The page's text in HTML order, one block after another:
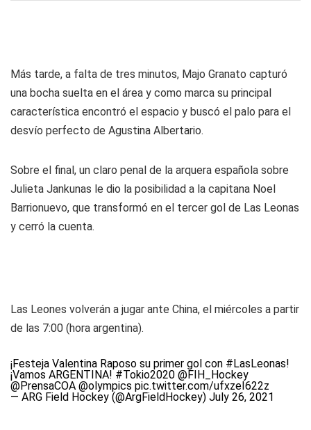
Más tarde, a falta de tres minutos, Majo Granato capturó
una bocha suelta en el área y como marca su principal
característica encontró el espacio y buscó el palo para el
desvío perfecto de Agustina Albertario.
Sobre el final, un claro penal de la arquera española sobre
Julieta Jankunas le dio la posibilidad a la capitana Noel
Barrionuevo, que transformó en el tercer gol de Las Leonas
y cerró la cuenta.
Las Leones volverán a jugar ante China, el miércoles a partir
de las 7:00 (hora argentina).
¡Festeja Valentina Raposo su primer gol con #LasLeonas!
¡Vamos ARGENTINA! #Tokio2020 @FIH_Hockey
@PrensaCOA @olympics pic.twitter.com/ufxzeI622z
— ARG Field Hockey (@ArgFieldHockey) July 26, 2021